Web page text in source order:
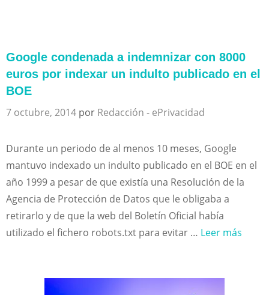
Google condenada a indemnizar con 8000
euros por indexar un indulto publicado en el
BOE
7 octubre, 2014 por Redacción - ePrivacidad
Durante un periodo de al menos 10 meses, Google
mantuvo indexado un indulto publicado en el BOE en el
año 1999 a pesar de que existía una Resolución de la
Agencia de Protección de Datos que le obligaba a
retirarlo y de que la web del Boletín Oficial había
utilizado el fichero robots.txt para evitar … Leer más